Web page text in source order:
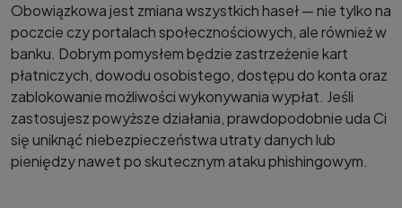
Obowiązkowa jest zmiana wszystkich haseł — nie tylko na
poczcie czy portalach społecznościowych, ale również w
banku. Dobrym pomysłem będzie zastrzeżenie kart
płatniczych, dowodu osobistego, dostępu do konta oraz
zablokowanie możliwości wykonywania wypłat. Jeśli
zastosujesz powyższe działania, prawdopodobnie uda Ci
się uniknąć niebezpieczeństwa utraty danych lub
pieniędzy nawet po skutecznym ataku phishingowym.